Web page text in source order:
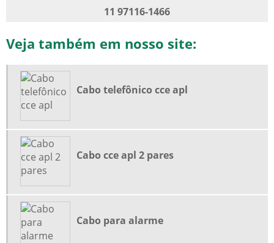
CABOS TELEFÔNICOS CTP-APL-SN
CABOS TELEFÔNICOS PREÇO
COMPRAR CABO CAT5E
DISTRIBUIDOR DE CABOS DE TELECOMUNICAÇÕES
DISTRIBUIDOR DE CABOS DE TELEFONIA
EMPRESAS DE CABO UTP
FÁBRICA DE CABOS
FÁBRICA DE CABOS PARA CFTV
11 97116-1466
Veja também em nosso site:
Cabo telefônico cce apl
Cabo cce apl 2 pares
Cabo para alarme